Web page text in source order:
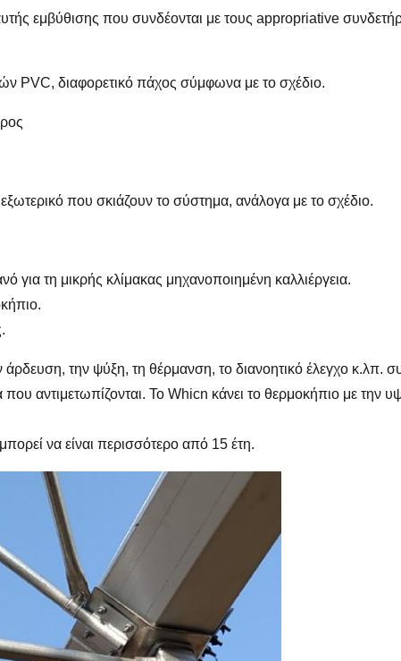
εμβύθισης που συνδέονται με τους appropriative
PVC, διαφορετικό πάχος σύμφωνα με το σχέδιο.
που σκιάζουν το σύστημα, ανάλογα με το σχέδιο.
για τη μικρής κλίμακας μηχανοποιημένη καλλιέργεια.
άρδευση, την ψύξη, τη θέρμανση, το διανοητικό έλεγχο κ.λπ.
που αντιμετωπίζονται. Το Whicn κάνει το θερμοκήπιο με την
να είναι περισσότερο από 15 έτη.